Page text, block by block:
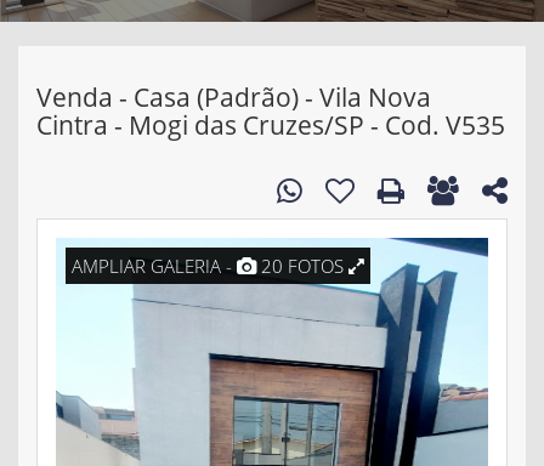
Venda - Casa (Padrão) - Vila Nova
Cintra - Mogi das Cruzes/SP - Cod. V535
AMPLIAR GALERIA - 20 FOTOS